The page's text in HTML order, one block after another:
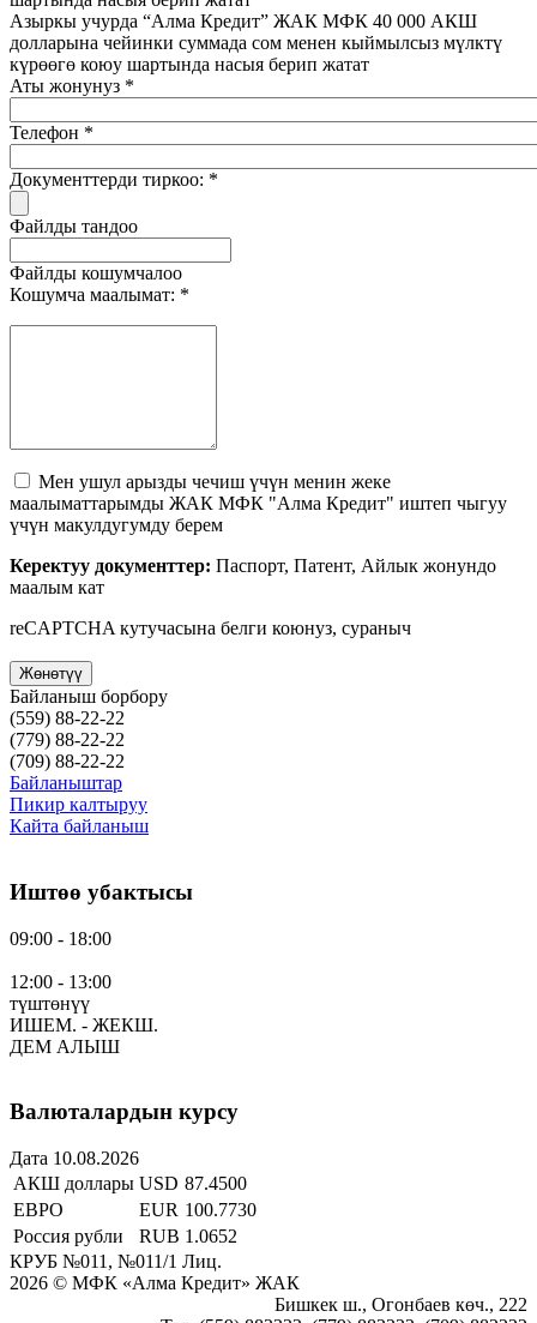
Азыркы учурда “Алма Кредит” ЖАК МФК 40 000 АКШ
долларына чейинки суммада сом менен кыймылсыз мүлктү
күрөөгө коюу шартында насыя берип жатат
Аты жонунуз *
Телефон *
Документтерди тиркоо: *
Файлды тандоо
Файлды кошумчалоо
Кошумча маалымат: *
Мен ушул арызды чечиш үчүн менин жеке
маалыматтарымды ЖАК МФК "Алма Кредит" иштеп чыгуу
үчүн макулдугумду берем
Керектуу документтер: Паспорт, Патент, Айлык жонундо
маалым кат
reCAPTCHA кутучасына белги коюнуз, сураныч
Байланыш борбору
(559) 88-22-22
(779) 88-22-22
(709) 88-22-22
Байланыштар
Пикир калтыруу
Кайта байланыш
Иштөө убактысы
09:00 - 18:00
12:00 - 13:00
түштөнүү
ИШЕМ. - ЖЕКШ.
ДЕМ АЛЫШ
Валюталардын курсу
Дата 10.08.2026
АКШ доллары USD 87.4500
ЕВРО
EUR 100.7730
Россия рубли
RUB 1.0652
КРУБ №011, №011/1 Лиц.
2026 © МФК «Алма Кредит» ЖАК
Бишкек ш., Огонбаев көч., 222